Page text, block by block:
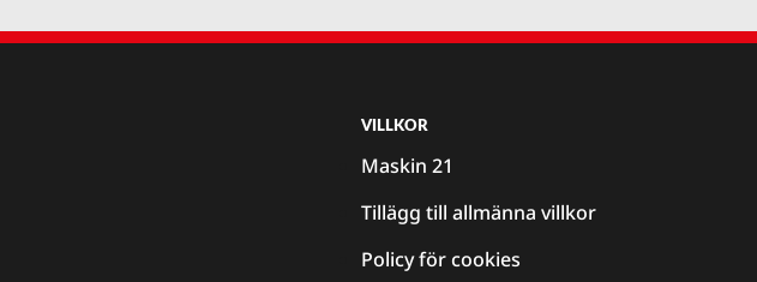
VILLKOR
Maskin 21
Tillägg till allmänna villkor
Policy för cookies